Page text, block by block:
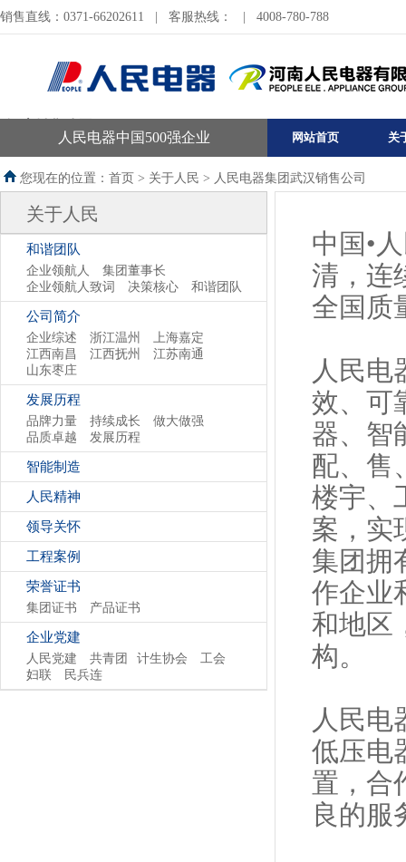
销售直线：0371-66202611 客服热线： 4008-780-788
人民电器中国500强企业 网站首页 关
您现在的位置：首页 > 关于人民 > 人民电器集团武汉销售公司
关于人民
和谐团队
企业领航人
集团董事长
企业领航人致词
决策核心 和谐团队
公司简介
企业综述 浙江温州
上海嘉定
江西南昌
江西抚州
江苏南通
山东枣庄
发展历程
品牌力量 持续成长
做大做强
品质卓越
发展历程
智能制造
人民精神
领导关怀
工程案例
荣誉证书
集团证书 产品证书
企业党建
人民党建 共青团 计生协会
工会
妇联
民兵连
中国•
清，连
全国质
人民电
效、可
器、智
配、售
楼宇、
案，实
集团拥
作企业
和地区
构。
人民电
低压电
置，合
良的服